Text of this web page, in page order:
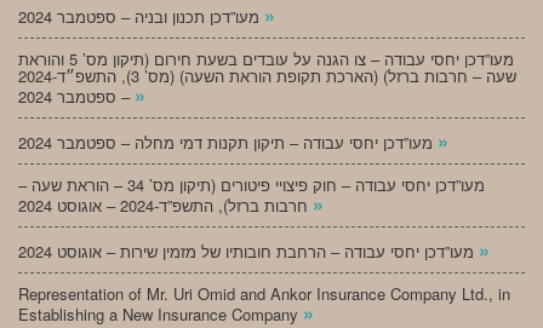
»
מעו”דכן יחסי עבודה – צו הגנה על עובדים בשעת חירום (תיקון מס’ 5 והוראת
שעה – חרבות ברזל) (הארכת תקופת הוראת השעה) (מס’ 3), התשפ״ד-2024
– ספטמבר 2024 »
»
מעו”דכן יחסי עבודה – חוק פיצויי פיטורים (תיקון מס’ 34 – הוראת שעה –
»
»
Representation of Mr. Uri Omid and Ankor Insurance Company Ltd., in
Establishing a New Insurance Company »